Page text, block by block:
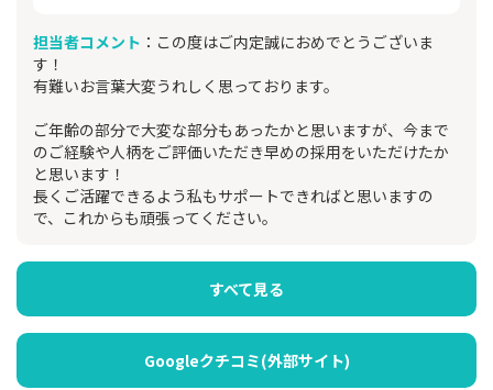
担当者コメント ：この度はご内定誠におめでとうございま
す！
有難いお言葉大変うれしく思っております。
ご年齢の部分で大変な部分もあったかと思いますが、今まで
のご経験や人柄をご評価いただき早めの採用をいただけたか
と思います！
長くご活躍できるよう私もサポートできればと思いますの
で、これからも頑張ってください。
すべて見る
Googleクチコミ(外部サイト)